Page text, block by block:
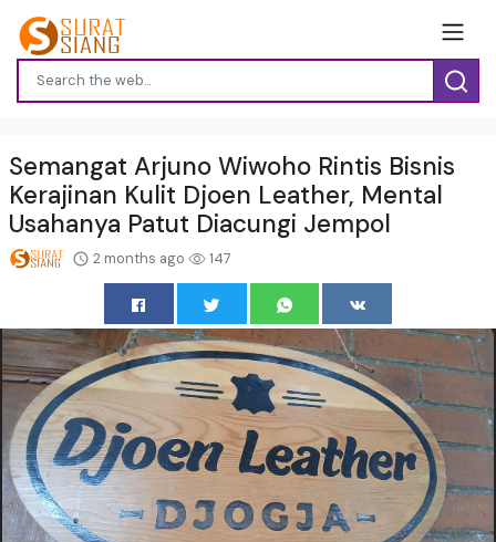
Semangat Arjuno Wiwoho Rintis Bisnis
Kerajinan Kulit Djoen Leather, Mental
Usahanya Patut Diacungi Jempol
2 months ago 147